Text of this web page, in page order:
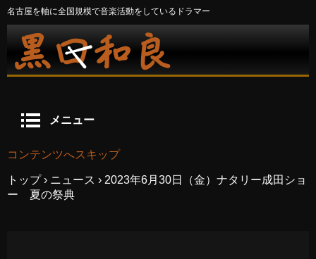
名古屋を軸に全国規模で音楽活動をしているドラマー
メニュー
コンテンツへスキップ
トップ › ニュース › 2023年6月30日（金）ナタリー成田ショ
ー 夏の祭典